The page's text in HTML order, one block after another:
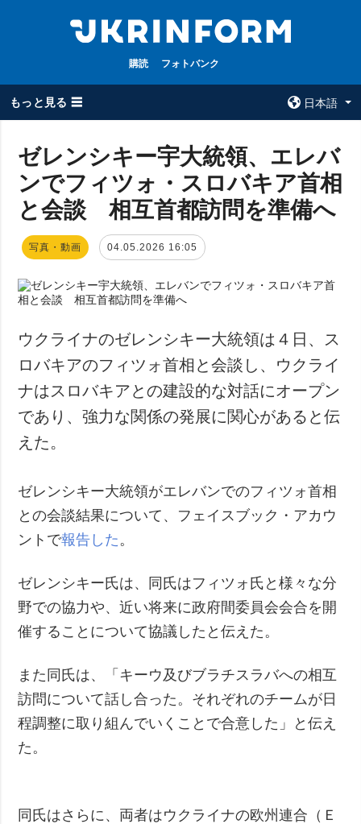
購読 フォトバンク
もっと見る ☰
日本語
全てのトピック
戦争
政治
経済・復興
防衛
社会・文化
スポーツ
犯罪
事故・緊急事態
ウクルインフォ
ルム
ウクルインフォル
追加
インタビュー
写真
動画
フォトバンク
ゼレンシキー宇大統領、エレバ
ンでフィツォ・スロバキア首相
と会談 相互首都訪問を準備へ
写真・動画 04.05.2026 16:05
ウクライナのゼレンシキー大統領は４日、ス
ロバキアのフィツォ首相と会談し、ウクライ
ナはスロバキアとの建設的な対話にオープン
であり、強力な関係の発展に関心があると伝
えた。
ゼレンシキー大統領がエレバンでのフィツォ首相
との会談結果について、フェイスブック・アカウ
ントで報告した 。
ゼレンシキー氏は、同氏はフィツォ氏と様々な分
野での協力や、近い将来に政府間委員会会合を開
催することについて協議したと伝えた。
また同氏は、「キーウ及びブラチスラバへの相互
訪問について話し合った。それぞれのチームが日
程調整に取り組んでいくことで合意した」と伝え
た。
同氏はさらに、両者はウクライナの欧州連合（Ｅ